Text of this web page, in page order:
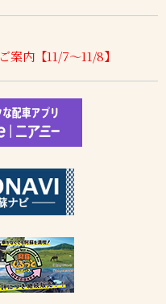
内【11/7～11/8】